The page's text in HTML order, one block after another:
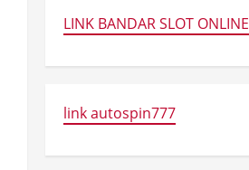
LINK BANDAR SLOT ONLINE
link autospin777